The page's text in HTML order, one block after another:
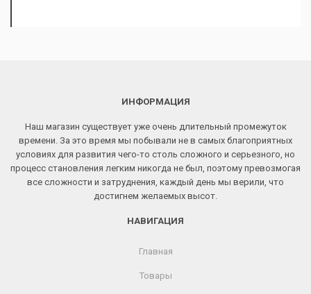
ИНФОРМАЦИЯ
Наш магазин существует уже очень длительный промежуток
времени. За это время мы побывали не в самых благоприятных
условиях для развития чего-то столь сложного и серьезного, но
процесс становления легким никогда не был, поэтому превозмогая
все сложности и затруднения, каждый день мы верили, что
достигнем желаемых высот.
НАВИГАЦИЯ
Главная
Товары